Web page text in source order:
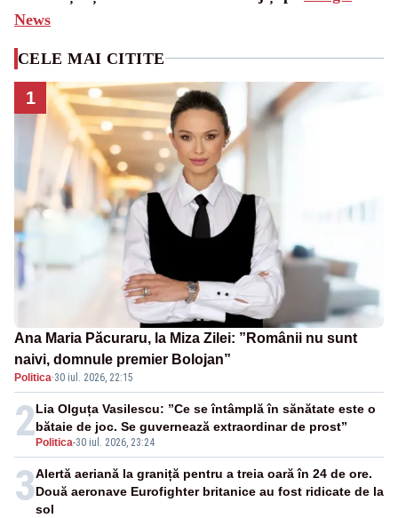
News
CELE MAI CITITE
1
Ana Maria Păcuraru, la Miza Zilei: ”Românii nu sunt
naivi, domnule premier Bolojan”
Politica·30 iul. 2026, 22:15
2 Politica-30 iul. 2026, 23:24
Lia Olguța Vasilescu: ”Ce se întâmplă în sănătate este o
bătaie de joc. Se guvernează extraordinar de prost”
3Alertă aeriană la graniță pentru a treia oară în 24 de ore.
Două aeronave Eurofighter britanice au fost ridicate de la
sol